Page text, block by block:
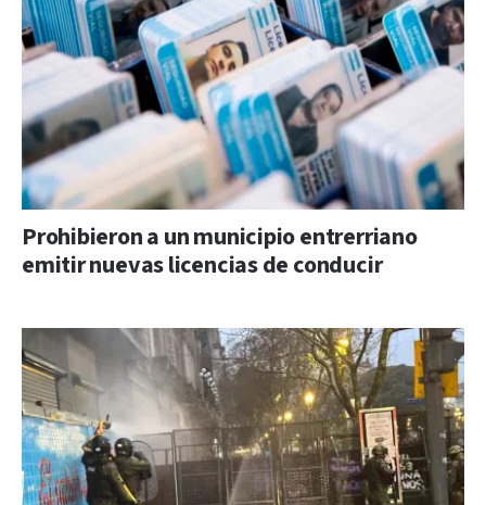
Prohibieron a un municipio entrerriano
emitir nuevas licencias de conducir